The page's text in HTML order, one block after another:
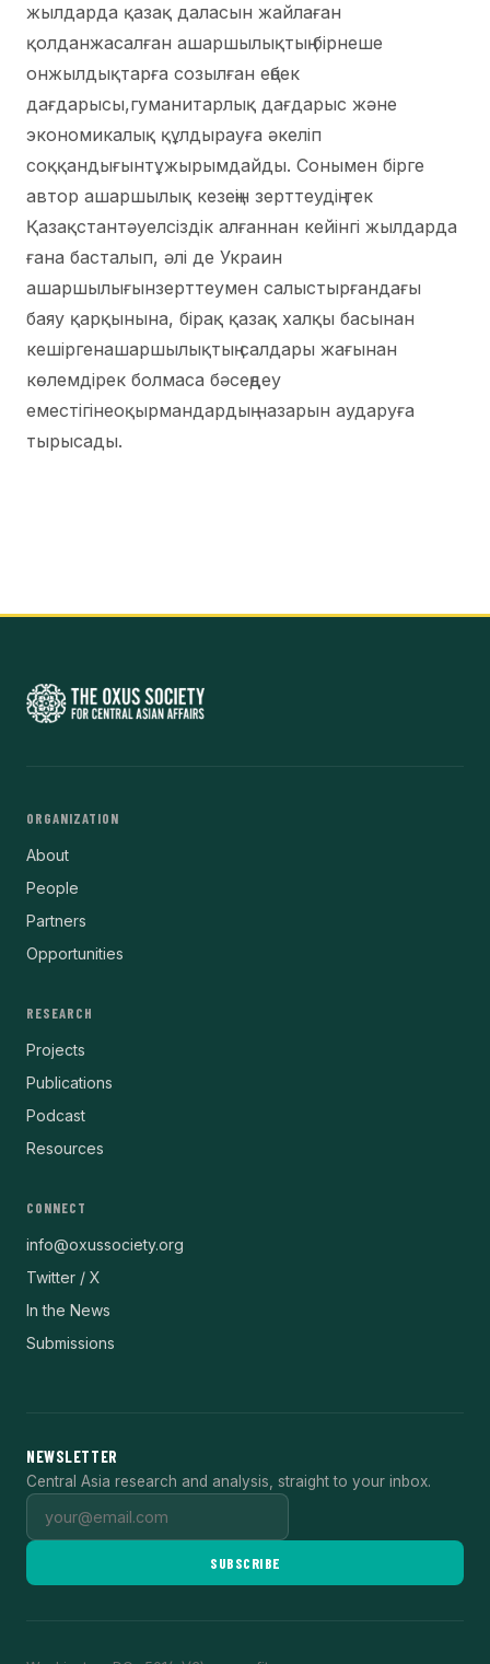
жылдарда қазақ даласын жайлаған
қолданжасалған ашаршылықтың бірнеше
онжылдықтарға созылған еңбек
дағдарысы,гуманитарлық дағдарыс және
экономикалық құлдырауға әкеліп
соққандығынтұжырымдайды. Сонымен бірге
автор ашаршылық кезеңін зерттеудің тек
Қазақстантәуелсіздік алғаннан кейінгі жылдарда
ғана басталып, әлі де Украин
ашаршылығынзерттеумен салыстырғандағы
баяу қарқынына, бірақ қазақ халқы басынан
кешіргенашаршылықтың салдары жағынан
көлемдірек болмаса бәсеңдеу
еместігінеоқырмандардың назарын аударуға
тырысады.
ORGANIZATION
About
People
Partners
Opportunities
RESEARCH
Projects
Publications
Podcast
Resources
CONNECT
info@oxussociety.org
Twitter / X
In the News
Submissions
NEWSLETTER
Central Asia research and analysis, straight to your inbox.
SUBSCRIBE